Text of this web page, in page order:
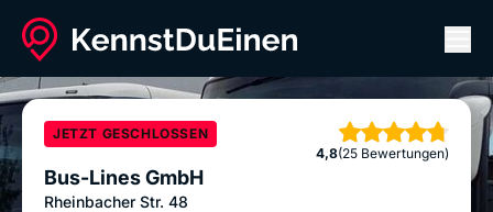
Bus-Lines GmbH
ANRUFEN NACHRICHT
Bewertung abgeben
JETZT GESCHLOSSEN
4,8
Sterne
(25 Bewertungen)
Bus-Lines GmbH
Rheinbacher Str. 48